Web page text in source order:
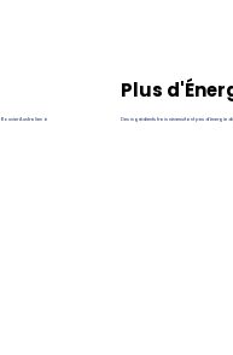
Australien à
Plus
Des ingrédients frais nécessitant peu d'énergie